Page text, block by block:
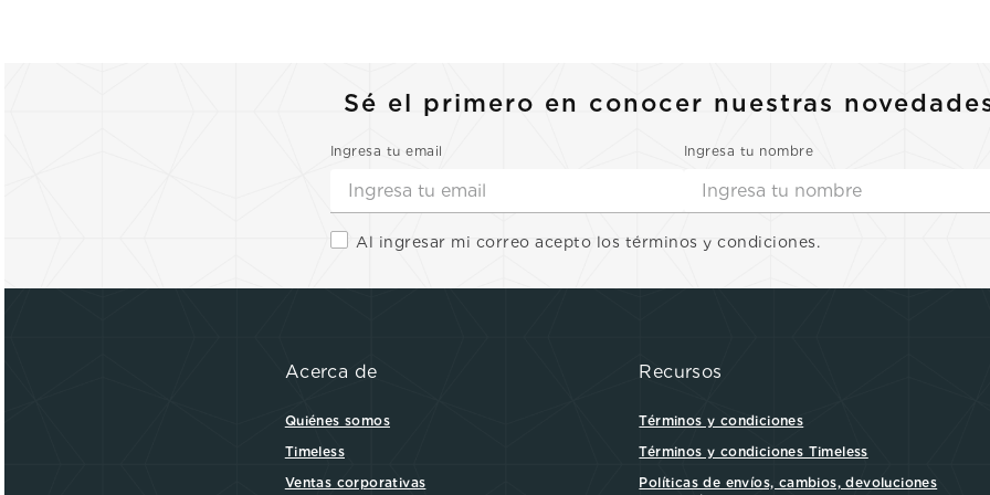
Sé el primero en conocer nuestras
Ingresa tu email Ingresa tu nombre
Al ingresar mi correo acepto los términos y condiciones.
Acerca de
Quiénes somos
Timeless
Ventas corporativas
Recursos
Términos y condiciones
Términos y condiciones Timeless
Políticas de envíos, cambios, devoluciones